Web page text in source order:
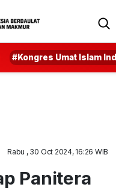
#Kongres Umat Islam
Rabu , 30 Oct 2024, 16:26 WIB
Panitera